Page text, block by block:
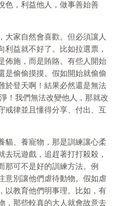
色，利益他人，做事善始善
大家自然會喜歡。但必須讓人
利益就不好了。比如拉選票，
佈施，而是賄賂。有些人開始
是偷偷摸摸。假如開始就偷偷
於登天啊！結果必然還是無法
！我們無法改變他人，那就改
戒律並且懂得分享、付出、互
貓、養寵物，那是訓練讓心柔
去玩遊戲，追趕著打打殺殺，
那可不是好的訓練方法。例
意別讓他們虐待動物。假如虐
以教育他們明事理。比如，有
，那些較真的大人就會故意去